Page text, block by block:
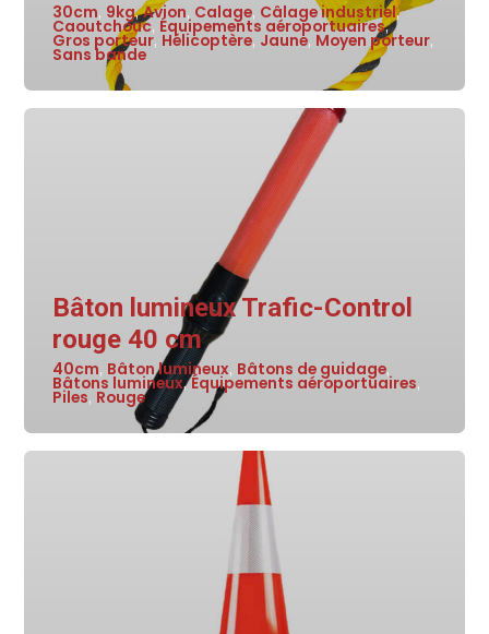
30cm, 9kg,Avion, Calage, Câlage industriel,
Caoutchouc, Équipements aéroportuaires,
Gros porteur, Hélicoptère, Jaune, Moyen porteur,
Sans bande
Bâton lumineux Trafic-Control
rouge 40 cm
40cm, Bâton lumineux, Bâtons de guidage,
Bâtons lumineux,Équipements aéroportuaires,
Piles, Rouge